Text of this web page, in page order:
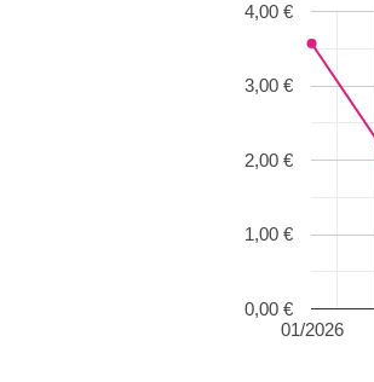
01/2026
0,00 €
1,00 €
2,00 €
3,00 €
4,00 €